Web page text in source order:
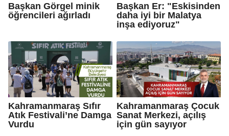
Başkan Görgel minik
öğrencileri ağırladı
Başkan Er: "Eskisinden
daha iyi bir Malatya
inşa ediyoruz"
Kahramanmaraş Sıfır
Atık Festivali’ne Damga
Vurdu
Kahramanmaraş Çocuk
Sanat Merkezi, açılış
için gün sayıyor